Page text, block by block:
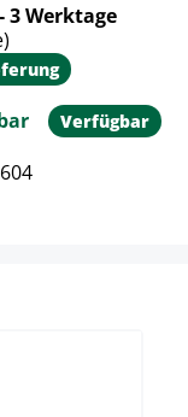
3 Werktage
Verfügbar
anzeigen